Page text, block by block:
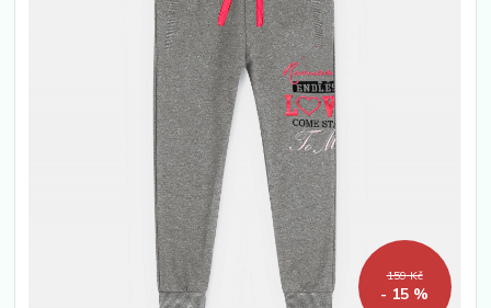
159 Kč
- 15 %